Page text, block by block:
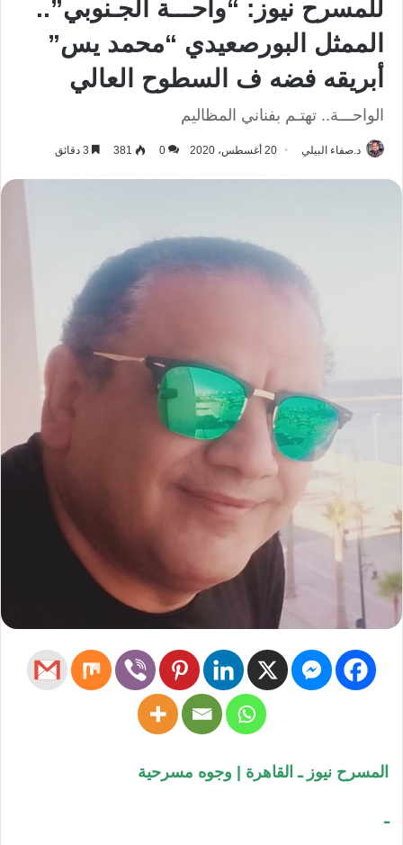
للمسرح نيوز: “واحـــة الجـنوبي”..
الممثل البورصعيدي “محمد يس”
أبريقه فضه ف السطوح العالي
الواحـــة.. تهتـم بفناني المظاليم
د.صفاء البيلي 20 أغسطس، 2020 0
381
المسرح نيوز ـ القاهرة | وجوه مسرحية
ـ